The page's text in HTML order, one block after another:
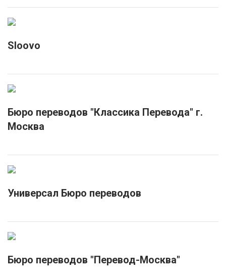
Sloovo
Бюро переводов "Классика Перевода" г.
Москва
Универсал Бюро переводов
Бюро переводов "Перевод-Москва"